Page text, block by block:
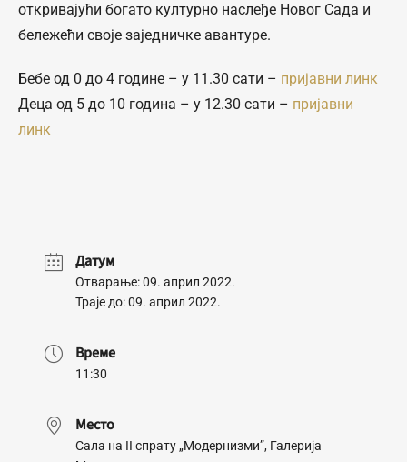
откривајући богато културно наслеђе Новог Сада и
бележећи своје заједничке авантуре.
Бебе од 0 до 4 године – у 11.30 сати – пријавни линк
Деца од 5 до 10 година – у 12.30 сати – пријавни
линк
Датум
Отварање: 09. април 2022.
Траје до: 09. април 2022.
Време
11:30
Место
Сала на II спрату „Модернизми”, Галерија